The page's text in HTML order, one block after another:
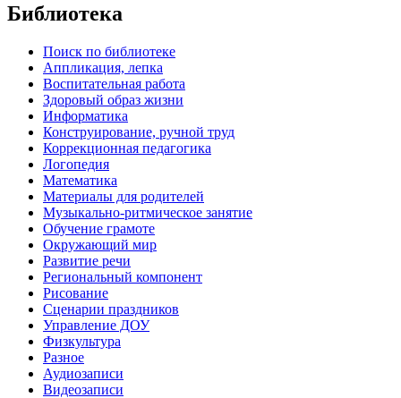
Библиотека
Поиск по библиотеке
Аппликация, лепка
Воспитательная работа
Здоровый образ жизни
Информатика
Конструирование, ручной труд
Коррекционная педагогика
Логопедия
Математика
Материалы для родителей
Музыкально-ритмическое занятие
Обучение грамоте
Окружающий мир
Развитие речи
Региональный компонент
Рисование
Сценарии праздников
Управление ДОУ
Физкультура
Разное
Аудиозаписи
Видеозаписи